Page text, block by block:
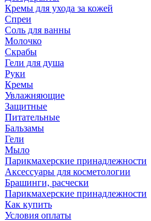
Кремы для ухода за кожей
Спреи
Соль для ванны
Молочко
Скрабы
Гели для душа
Руки
Кремы
Увлажняющие
Защитные
Питательные
Бальзамы
Гели
Мыло
Парикмахерские принадлежности
Аксессуары для косметологии
Брашинги, расчески
Парикмахерские принадлежности
Как купить
Условия оплаты